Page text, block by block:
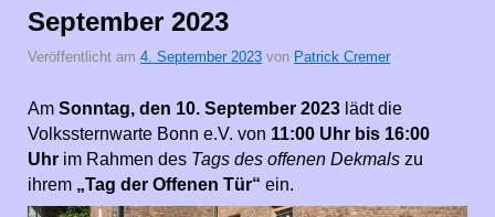
September 2023
Veröffentlicht am 4. September 2023 von Patrick Cremer
Am Sonntag, den 10. September 2023 lädt die
Volkssternwarte Bonn e.V. von 11:00 Uhr bis 16:00
Uhr im Rahmen des Tags des offenen Dekmals zu
ihrem „Tag der Offenen Tür“ ein.